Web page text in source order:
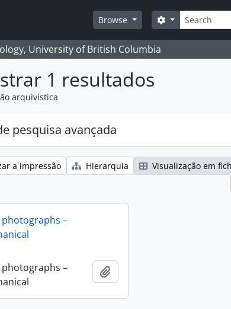
Browse
Pesquisar
Search options
University of British Columbia
1 resultados
arquivística
pesquisa avançada
a impressão Hierarquia Visualização em
–
–